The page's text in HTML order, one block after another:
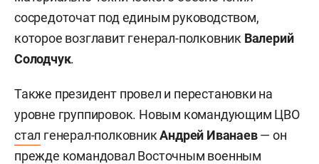
сосредоточат под единым руководством,
которое возглавит генерал-полковник Валерий
Солодчук.
Также президент провел и перестановки на
уровне группировок. Новым командующим ЦВО
стал генерал-полковникАндрей Иванаев— он
прежде командовал Восточным военным